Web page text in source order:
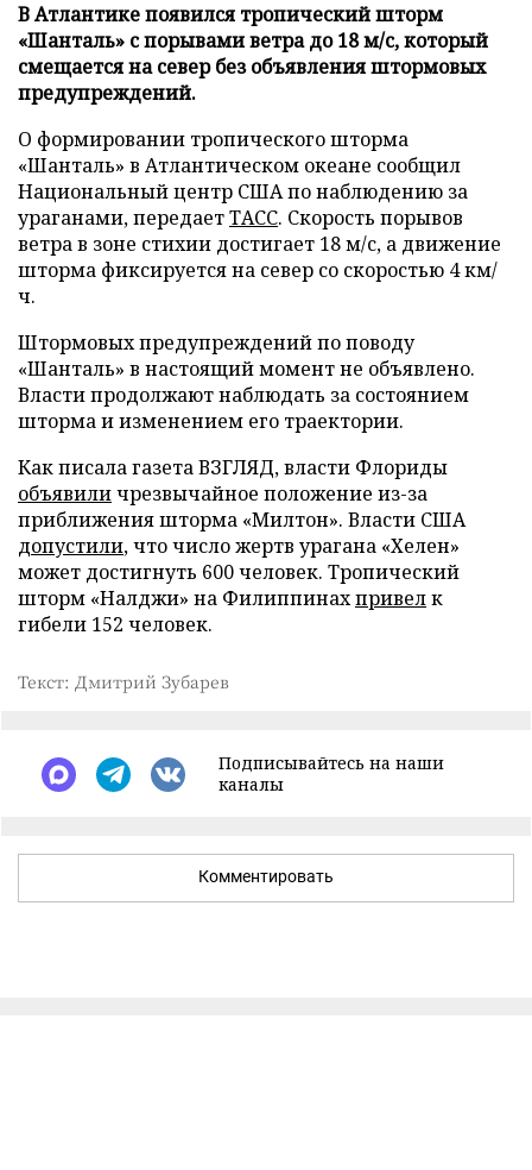
В Атлантике появился тропический шторм
«Шанталь» с порывами ветра до 18 м/с, который
смещается на север без объявления штормовых
предупреждений.
О формировании тропического шторма
«Шанталь» в Атлантическом океане сообщил
Национальный центр США по наблюдению за
ураганами, передаетТАСС. Скорость порывов
ветра в зоне стихии достигает 18 м/с, а движение
шторма фиксируется на север со скоростью 4 км/
ч.
Штормовых предупреждений по поводу
«Шанталь» в настоящий момент не объявлено.
Власти продолжают наблюдать за состоянием
шторма и изменением его траектории.
Как писала газета ВЗГЛЯД, власти Флориды
объявиличрезвычайное положение из-за
приближения шторма «Милтон». Власти США
допустили, что число жертв урагана «Хелен»
может достигнуть 600 человек. Тропический
шторм «Налджи» на Филиппинахпривелк
гибели 152 человек.
Текст: Дмитрий Зубарев
Подписывайтесь на наши
каналы
Комментировать